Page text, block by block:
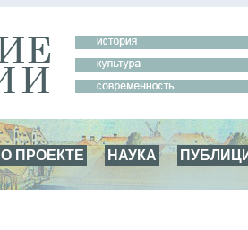
О ПРОЕКТЕ НАУКА